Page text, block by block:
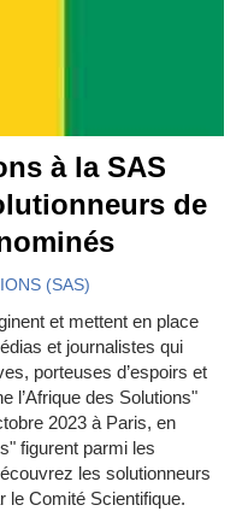
à la SAS
de
(SAS)
et mettent en place
et journalistes qui
porteuses d’espoirs et
l’Afrique des Solutions"
2023 à Paris, en
figurent parmi les
les solutionneurs
le Comité Scientifique.